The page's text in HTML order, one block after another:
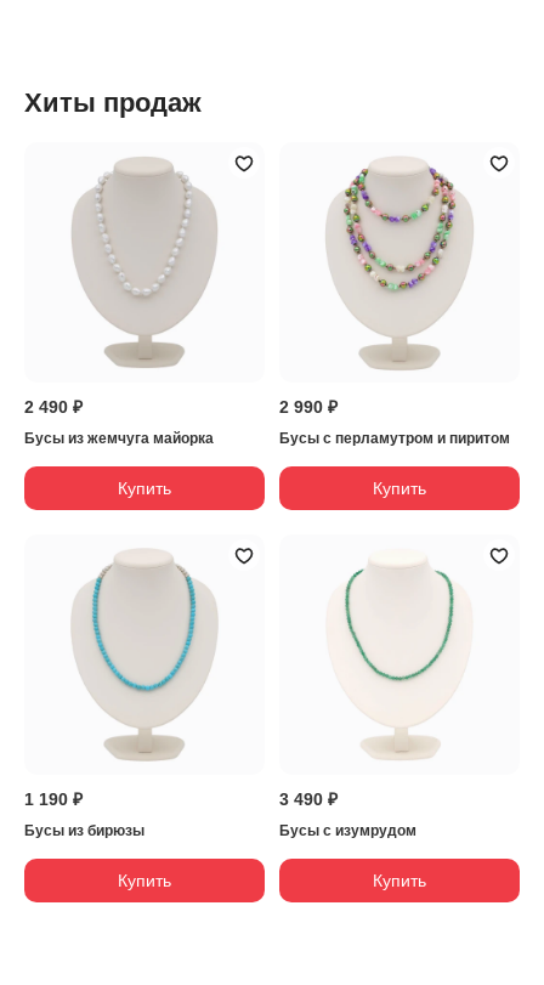
Хиты продаж
2 490 ₽
Бусы из жемчуга майорка
Купить
2 990 ₽
Бусы с перламутром и пиритом
Купить
1 190 ₽
Бусы из бирюзы
Купить
3 490 ₽
Бусы с изумрудом
Купить